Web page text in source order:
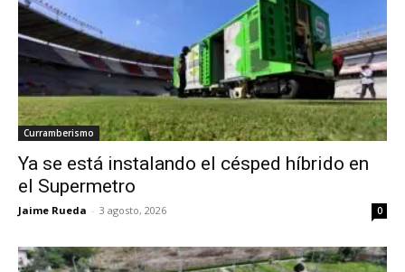
Curramberismo
Ya se está instalando el césped híbrido en
el Supermetro
Jaime Rueda - 3 agosto, 2026 0